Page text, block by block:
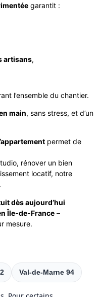
garantit :
artisans,
l’ensemble du chantier.
main, sans stress, et d’un
permet de
rénover un bien
locatif, notre
dès aujourd’hui
Île-de-France –
mesure.
département
Val-de-Marne 94